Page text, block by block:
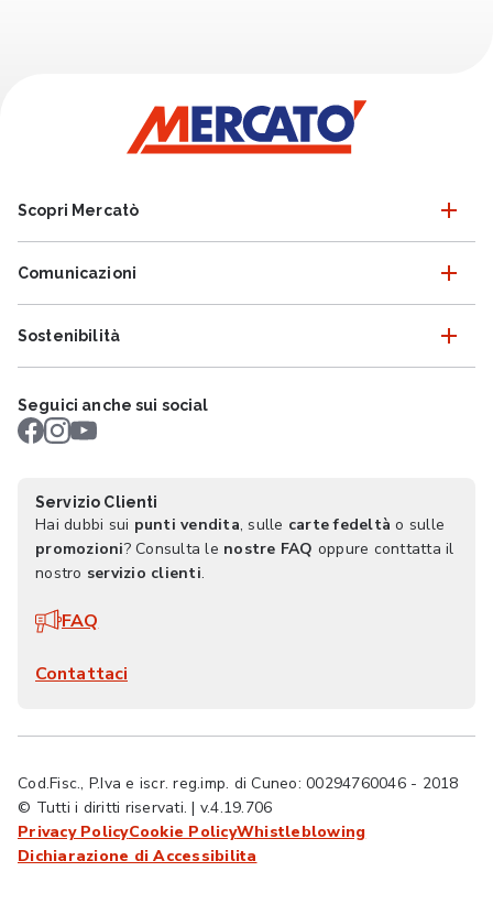
Scopri Mercatò
Comunicazioni
Sostenibilità
Seguici anche sui social
Servizio Clienti
Hai dubbi sui punti vendita, sulle carte fedeltà o sulle
promozioni? Consulta le nostre FAQ oppure conttatta il
nostro servizio clienti.
FAQ
Contattaci
Cod.Fisc., P.Iva e iscr. reg.imp. di Cuneo: 00294760046 - 2018
© Tutti i diritti riservati. | v.4.19.706
Privacy PolicyCookie PolicyWhistleblowing
Dichiarazione di Accessibilita